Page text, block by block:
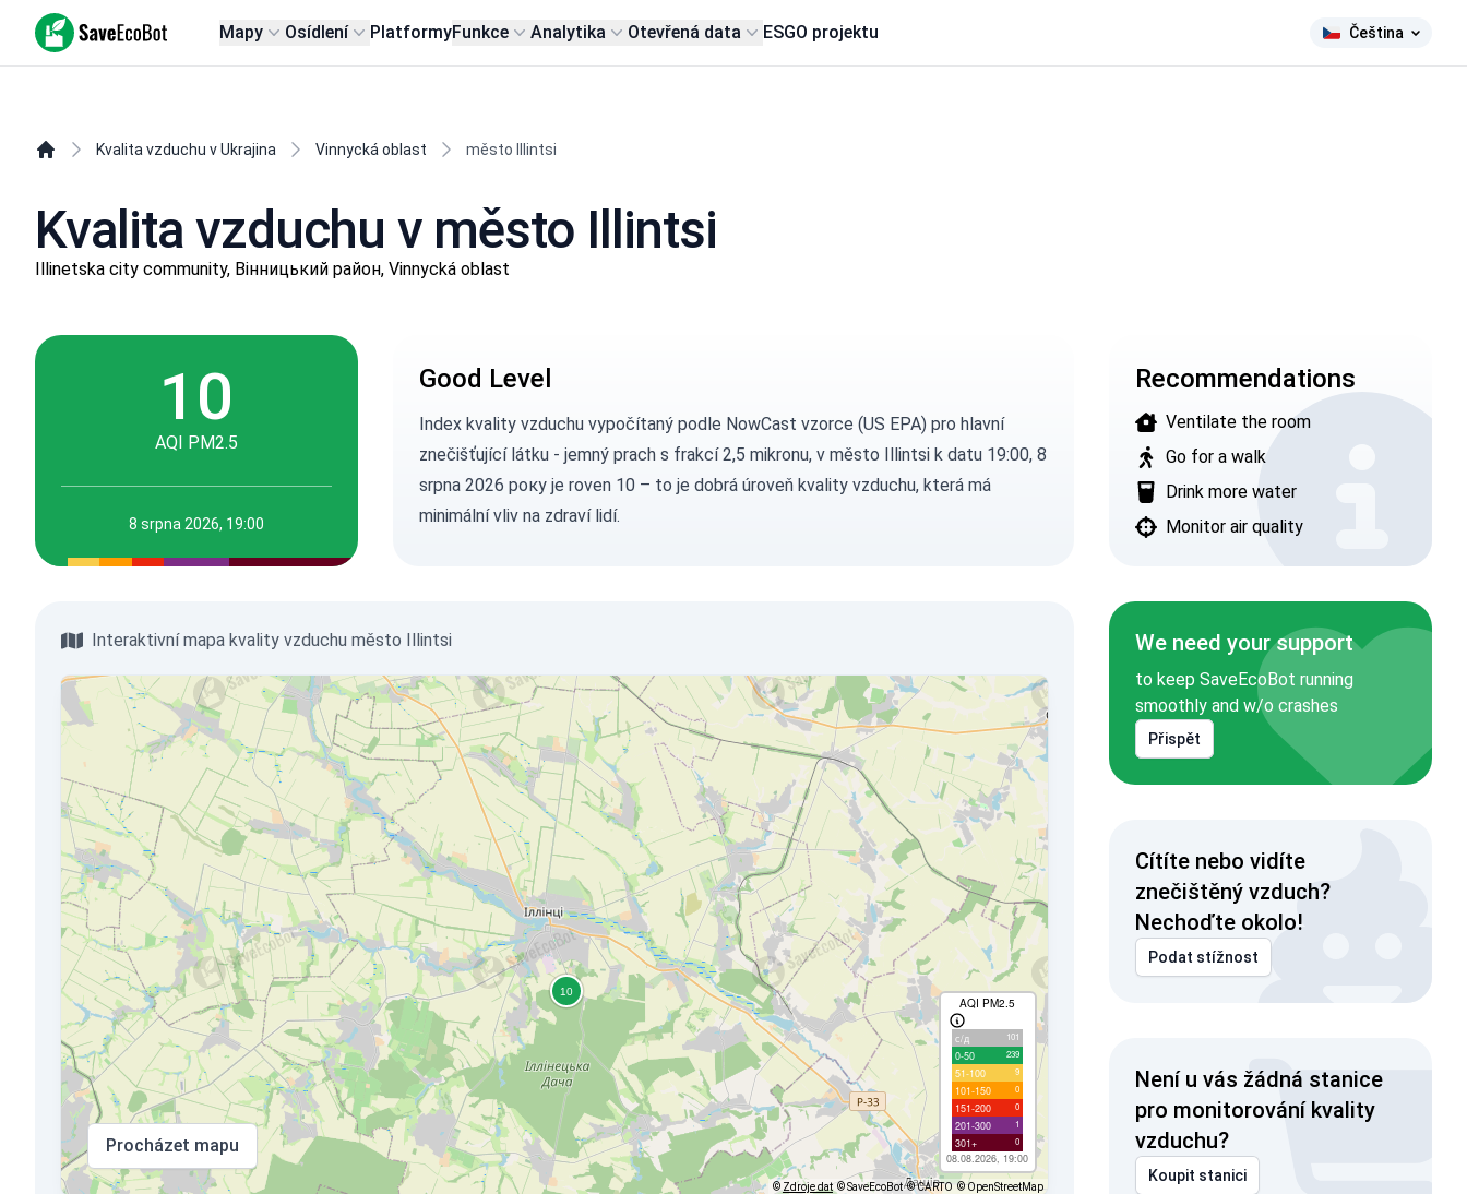
SaveEcoBot Mapy Osídlení PlatformyFunkce Analytika Otevřená data ESGO projektu Čeština
Kvalita vzduchu v Ukrajina Vinnycká oblast město Illintsi
Kvalita vzduchu v město Illintsi
Illinetska city community, Вінницький район, Vinnycká oblast
10
AQI PM2.5
8 srpna 2026, 19:00
Good Level
Index kvality vzduchu vypočítaný podle NowCast vzorce (US EPA)pro hlavní
znečišťující látku - jemný prach s frakcí 2,5 mikronu, v město Illintsi k datu 19:00, 8
srpna 2026 року je roven 10 – to je dobrá úroveň kvality vzduchu, která má
minimální vliv na zdraví lidí.
Recommendations
Ventilate the room
Go for a walk
Drink more water
Monitor air quality
Interaktivní mapa kvality vzduchu město Illintsi
AQI PM2.5
с/д 101
0-50 239
51-100 9
101-150 0
151-200 0
201-300 1
301+ 0
08.08.2026, 19:00
Procházet mapu
© Zdroje dat © SaveEcoBot © CARTO © OpenStreetMap
We need your support
to keep SaveEcoBot running
smoothly and w/o crashes
Přispět
Cítíte nebo vidíte
znečištěný vzduch?
Nechoďte okolo!
Podat stížnost
Není u vás žádná stanice
pro monitorování kvality
vzduchu?
Koupit stanici